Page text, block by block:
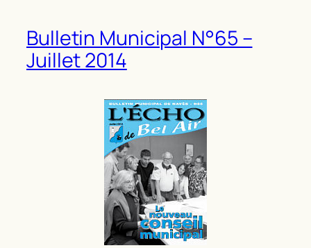
Bulletin Municipal N°65 –
Juillet 2014